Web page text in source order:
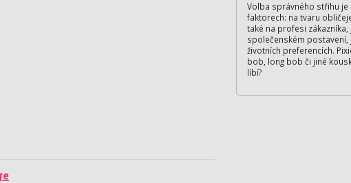
Volba správného střihu je
faktorech: na tvaru
také na profesi zákazníka,
společenském postavení,
životních preferencích.
bob, long bob či jiné
líbí?